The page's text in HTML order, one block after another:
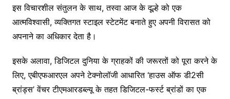
इस विचारशील संतुलन के साथ, तस्वा आज के दूल्हे को एक
आत्मविश्वासी, व्यक्तिगत स्टाइल स्टेटमेंट बनाते हुए अपनी विरासत को
अपनाने का अधिकार देता है।
इसके अलावा, डिजिटल दुनिया के ग्राहकों की जरूरतों को पूरा करने के
लिए, एबीएफआरएल अपने टेक्नोलॉजी आधारित ‘हाउस ऑफ डी2सी
ब्रांड्स’ वेंचर टीएमआरडब्ल्यू के तहत डिजिटल-फर्स्ट ब्रांडों का एक